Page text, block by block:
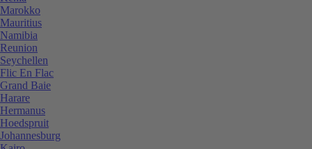
Marokko
Mauritius
Namibia
Reunion
Seychellen
Flic En Flac
Grand Baie
Harare
Hermanus
Hoedspruit
Johannesburg